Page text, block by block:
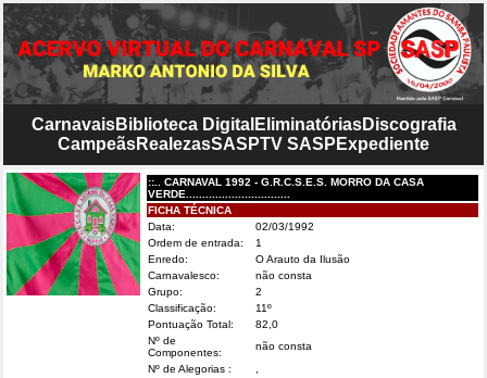
CarnavaisBiblioteca Digital EliminatóriasDiscografia
CampeãsRealezasSASPTV SASP Expediente
::.. CARNAVAL 1992 - G.R.C.S.E.S. MORRO DA CASA
VERDE................................
FICHA TÉCNICA
Data:
02/03/1992
Ordem de entrada:
1
Enredo:
O Arauto da Ilusão
Carnavalesco:
não consta
Grupo:
2
Classificação:
11º
Pontuação Total:
82,0
Nº de
Componentes:
não consta
Nº de Alegorias :